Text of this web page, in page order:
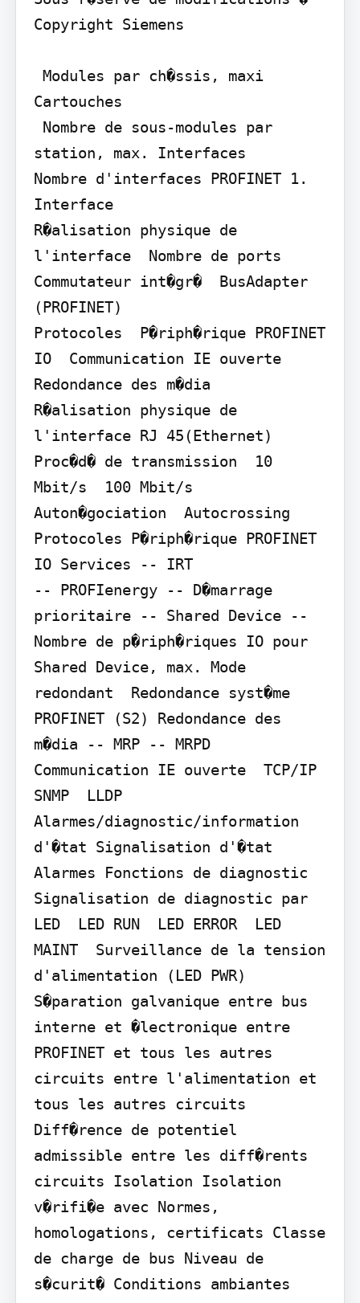
Copyright Siemens
Modules par ch�ssis, maxi
Cartouches
station, max. Interfaces
Nombre d'interfaces PROFINET 1.
Interface
R�alisation physique de
l'interface  Nombre de ports
Commutateur int�gr�  BusAdapter
(PROFINET)
Protocoles  P�riph�rique PROFINET
IO  Communication IE ouverte
Redondance des m�dia
R�alisation physique de
l'interface RJ 45(Ethernet)
Proc�d� de transmission  10
Mbit/s  100 Mbit/s
Auton�gociation  Autocrossing
Protocoles P�riph�rique PROFINET
IO Services -- IRT
-- PROFIenergy -- D�marrage
prioritaire -- Shared Device --
Nombre de p�riph�riques IO pour
Shared Device, max. Mode
redondant  Redondance syst�me
PROFINET (S2) Redondance des
m�dia -- MRP -- MRPD
Communication IE ouverte  TCP/IP
SNMP  LLDP
Alarmes/diagnostic/information
d'�tat Signalisation d'�tat
Alarmes Fonctions de diagnostic
Signalisation de diagnostic par
LED  LED RUN  LED ERROR  LED
MAINT  Surveillance de la tension
d'alimentation (LED PWR)
S�paration galvanique entre bus
interne et �lectronique entre
PROFINET et tous les autres
circuits entre l'alimentation et
tous les autres circuits
Diff�rence de potentiel
admissible entre les diff�rents
circuits Isolation Isolation
v�rifi�e avec Normes,
homologations, certificats Classe
de charge de bus Niveau de
s�curit� Conditions ambiantes